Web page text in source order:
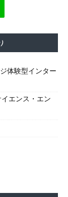
体験型インター
エンス・エン